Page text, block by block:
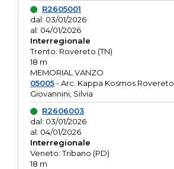
R2605001
dal: 03/01/2026
al: 04/01/2026
Interregionale
Trento: Rovereto (TN)
18 m
MEMORIAL VANZO
05005- Arc. Kappa Kosmos Rovereto
Giovannini, Silvia
R2606003
dal: 03/01/2026
al: 04/01/2026
Interregionale
Veneto: Tribano (PD)
18 m